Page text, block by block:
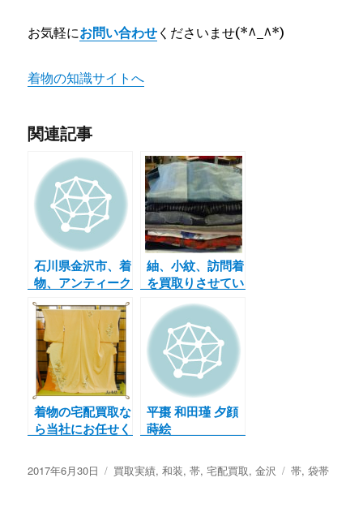
お気軽にお問い合わせ くださいませ(*^_^*)
着物の知識サイトへ
関連記事
石川県金沢市、着
物、アンティーク
着物、中古着物の
出張買取、店頭買
取はジャムルK
紬、小紋、訪問着
を買取りさせてい
ただきました。
着物の宅配買取な
ら当社にお任せく
平棗 和田瑾 夕顔
蒔絵
投
2017年6月30日
カ
買取実績,和装,帯,宅配買取,金沢
タ
帯,袋帯